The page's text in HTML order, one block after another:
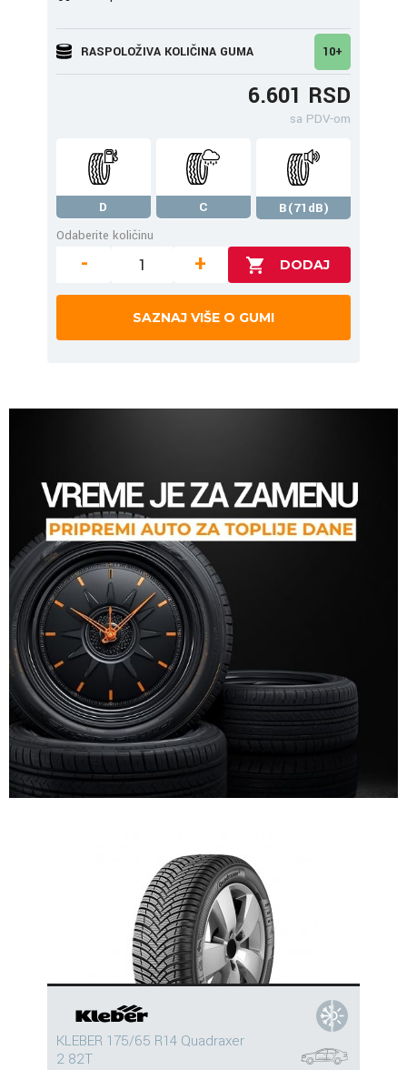
RASPOLOŽIVA KOLIČINA GUMA 10+
6.601 RSD
sa PDV-om
D C
B(71dB)
Odaberite količinu
- +
SAZNAJ VIŠE O GUMI
KLEBER 175/65 R14 Quadraxer
2 82T